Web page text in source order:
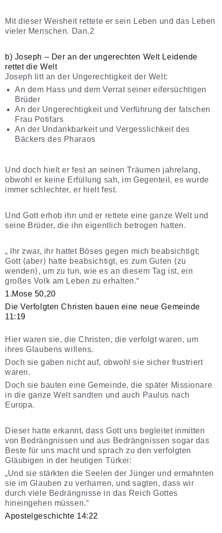
Mit dieser Weisheit rettete er sein Leben und das Leben
vieler Menschen. Dan.2
b) Joseph – Der an der ungerechten Welt Leidende
rettet die Welt
Joseph litt an der Ungerechtigkeit der Welt:
An dem Hass und dem Verrat seiner eifersüchtigen
Brüder
An der Ungerechtigkeit und Verführung der falschen
Frau Potifars
An der Undankbarkeit und Vergesslichkeit des
Bäckers des Pharaos
Und doch hielt er fest an seinen Träumen jahrelang,
obwohl er keine Erfüllung sah, im Gegenteil, es wurde
immer schlechter, er hielt fest.
Und Gott erhob ihn und er rettete eine ganze Welt und
seine Brüder, die ihn eigentlich betrogen hatten.
„ Ihr zwar, ihr hattet Böses gegen mich beabsichtigt;
Gott ⟨aber⟩ hatte beabsichtigt, es zum Guten ⟨zu
wenden⟩, um zu tun, wie es an diesem Tag ist, ein
großes Volk am Leben zu erhalten.“
1.Mose 50,20
Die Verfolgten Christen bauen eine neue Gemeinde
11:19
Hier waren sie, die Christen, die verfolgt waren, um
ihres Glaubens willens.
Doch sie gaben nicht auf, obwohl sie sicher frustriert
waren.
Doch sie bauten eine Gemeinde, die später Missionare
in die ganze Welt sandten und auch Paulus nach
Europa.
Dieser hatte erkannt, dass Gott uns begleitet inmitten
von Bedrängnissen und aus Bedrängnissen sogar das
Beste für uns macht und sprach zu den verfolgten
Gläubigen in der heutigen Türkei:
„Und sie stärkten die Seelen der Jünger und ermahnten
sie im Glauben zu verharren, und sagten, dass wir
durch viele Bedrängnisse in das Reich Gottes
hineingehen müssen.“
Apostelgeschichte 14:22